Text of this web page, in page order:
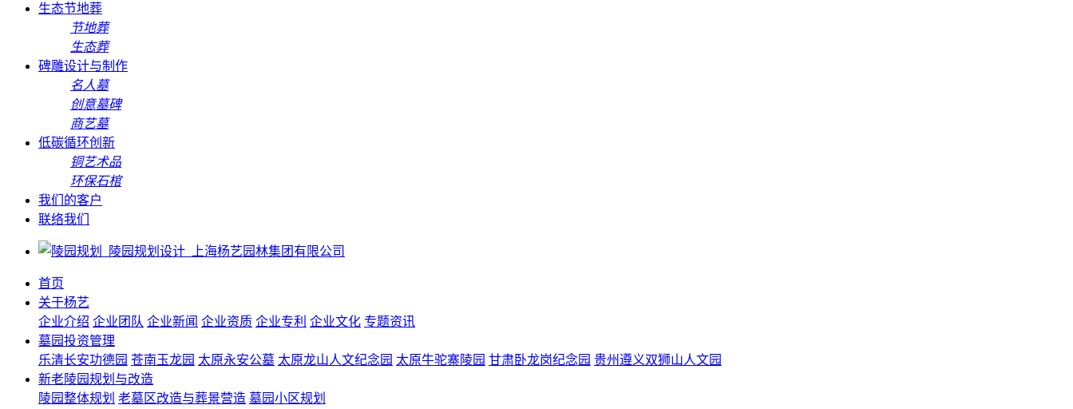
生态节地葬
节地葬
生态葬
碑雕设计与制作
名人墓
创意墓碑
商艺墓
低碳循环创新
铜艺术品
环保石棺
我们的客户
联络我们
首页
关于杨艺
企业介绍 企业团队 企业新闻 企业资质 企业专利 企业文化 专题资讯
墓园投资管理
乐清长安功德园 苍南玉龙园 太原永安公墓 太原龙山人文纪念园 太原牛驼寨陵园 甘肃卧龙岗纪念园 贵州遵义双狮山人文园
新老陵园规划与改造
陵园整体规划 老墓区改造与葬景营造 墓园小区规划